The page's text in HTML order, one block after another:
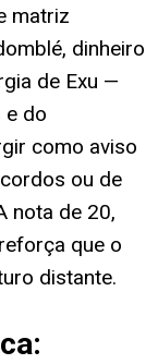
matriz
dinheiro
de Exu —
e do
como aviso
ou de
nota de 20,
que o
distante.